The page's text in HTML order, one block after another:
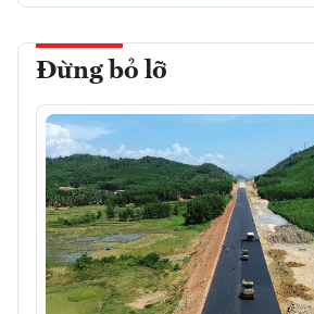
Đừng bỏ lỡ